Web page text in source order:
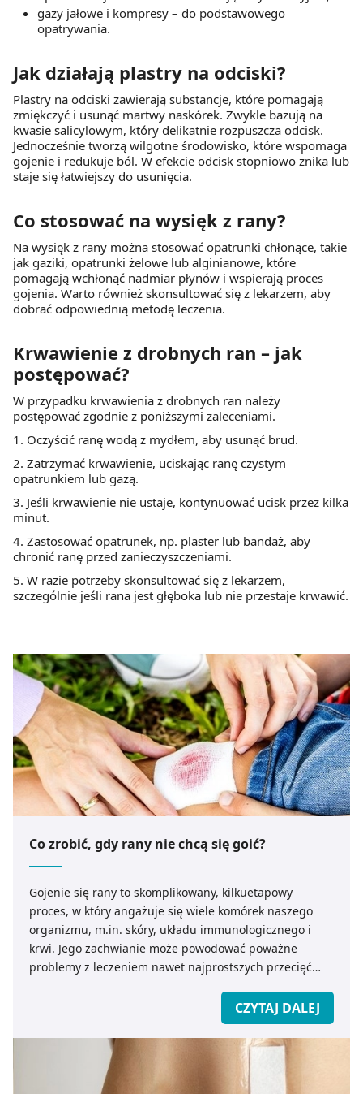
gazy jałowe i kompresy – do podstawowego
opatrywania.
Jak działają plastry na odciski?
Plastry na odciski zawierają substancje, które pomagają
zmiękczyć i usunąć martwy naskórek. Zwykle bazują na
kwasie salicylowym, który delikatnie rozpuszcza odcisk.
Jednocześnie tworzą wilgotne środowisko, które wspomaga
gojenie i redukuje ból. W efekcie odcisk stopniowo znika lub
staje się łatwiejszy do usunięcia.
Co stosować na wysięk z rany?
Na wysięk z rany można stosować opatrunki chłonące, takie
jak gaziki, opatrunki żelowe lub alginianowe, które
pomagają wchłonąć nadmiar płynów i wspierają proces
gojenia. Warto również skonsultować się z lekarzem, aby
dobrać odpowiednią metodę leczenia.
Krwawienie z drobnych ran – jak
postępować?
W przypadku krwawienia z drobnych ran należy
postępować zgodnie z poniższymi zaleceniami.
1. Oczyścić ranę wodą z mydłem, aby usunąć brud.
2. Zatrzymać krwawienie, uciskając ranę czystym
opatrunkiem lub gazą.
3. Jeśli krwawienie nie ustaje, kontynuować ucisk przez kilka
minut.
4. Zastosować opatrunek, np. plaster lub bandaż, aby
chronić ranę przed zanieczyszczeniami.
5. W razie potrzeby skonsultować się z lekarzem,
szczególnie jeśli rana jest głęboka lub nie przestaje krwawić.
Co zrobić, gdy rany nie chcą się goić?
Gojenie się rany to skomplikowany, kilkuetapowy
proces, w który angażuje się wiele komórek naszego
organizmu, m.in. skóry, układu immunologicznego i
krwi. Jego zachwianie może powodować poważne
problemy z leczeniem nawet najprostszych przecięć
się ran? Z pomocą przychodzi ekspert medicare.pl.
CZYTAJ DALEJ